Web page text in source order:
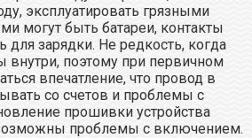
эксплуатировать грязными
могут быть батареи, контакты
для зарядки. Не редкость, когда
внутри, поэтому при первичном
впечатление, что провод в
со счетов и проблемы с
прошивки устройства
проблемы с включением.